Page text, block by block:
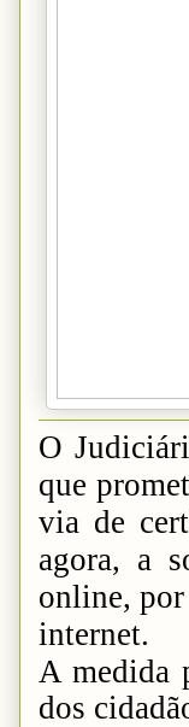
O
que
via de
agora, a
online,
internet.
A medida
dos